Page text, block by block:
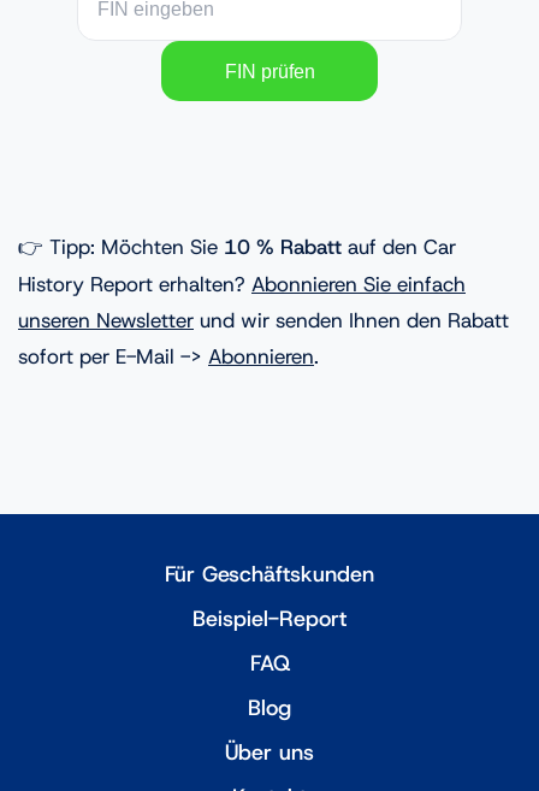
👉 Tipp: Möchten Sie 10 % Rabatt auf den Car
History Report erhalten? Abonnieren Sie einfach
unseren Newsletter und wir senden Ihnen den Rabatt
sofort per E-Mail -> Abonnieren.
Für Geschäftskunden
Beispiel-Report
FAQ
Blog
Über uns